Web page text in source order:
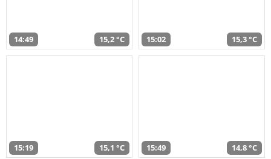
14:49 15,2 °C 15:02 15,3 °C
15:19 15,1 °C 15:49 14,8 °C